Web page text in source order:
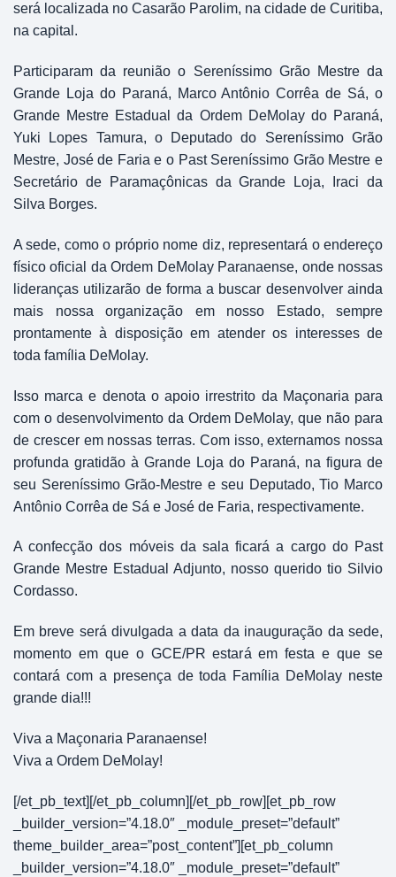
será localizada no Casarão Parolim, na cidade de Curitiba,
na capital.
Participaram da reunião o Sereníssimo Grão Mestre da
Grande Loja do Paraná, Marco Antônio Corrêa de Sá, o
Grande Mestre Estadual da Ordem DeMolay do Paraná,
Yuki Lopes Tamura, o Deputado do Sereníssimo Grão
Mestre, José de Faria e o Past Sereníssimo Grão Mestre e
Secretário de Paramaçônicas da Grande Loja, Iraci da
Silva Borges.
A sede, como o próprio nome diz, representará o endereço
físico oficial da Ordem DeMolay Paranaense, onde nossas
lideranças utilizarão de forma a buscar desenvolver ainda
mais nossa organização em nosso Estado, sempre
prontamente à disposição em atender os interesses de
toda família DeMolay.
Isso marca e denota o apoio irrestrito da Maçonaria para
com o desenvolvimento da Ordem DeMolay, que não para
de crescer em nossas terras. Com isso, externamos nossa
profunda gratidão à Grande Loja do Paraná, na figura de
seu Sereníssimo Grão-Mestre e seu Deputado, Tio Marco
Antônio Corrêa de Sá e José de Faria, respectivamente.
A confecção dos móveis da sala ficará a cargo do Past
Grande Mestre Estadual Adjunto, nosso querido tio Silvio
Cordasso.
Em breve será divulgada a data da inauguração da sede,
momento em que o GCE/PR estará em festa e que se
contará com a presença de toda Família DeMolay neste
grande dia!!!
Viva a Maçonaria Paranaense!
Viva a Ordem DeMolay!
[/et_pb_text][/et_pb_column][/et_pb_row][et_pb_row
_builder_version=”4.18.0″ _module_preset=”default”
theme_builder_area=”post_content”][et_pb_column
_builder_version=”4.18.0″ _module_preset=”default”